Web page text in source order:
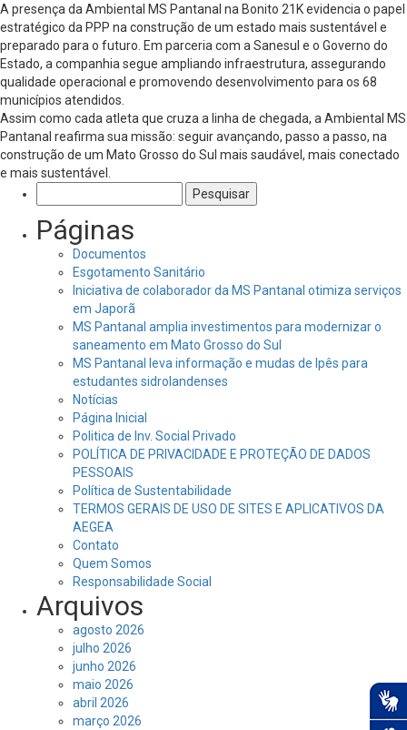
A presença da Ambiental MS Pantanal na Bonito 21K evidencia o papel
estratégico da PPP na construção de um estado mais sustentável e
preparado para o futuro. Em parceria com a Sanesul e o Governo do
Estado, a companhia segue ampliando infraestrutura, assegurando
qualidade operacional e promovendo desenvolvimento para os 68
municípios atendidos.
Assim como cada atleta que cruza a linha de chegada, a Ambiental MS
Pantanal reafirma sua missão: seguir avançando, passo a passo, na
construção de um Mato Grosso do Sul mais saudável, mais conectado
e mais sustentável.
por:
Páginas
Documentos
Esgotamento Sanitário
Iniciativa de colaborador da MS Pantanal otimiza serviços
em Japorã
MS Pantanal amplia investimentos para modernizar o
saneamento em Mato Grosso do Sul
MS Pantanal leva informação e mudas de Ipês para
estudantes sidrolandenses
Notícias
Página Inicial
Politica de Inv. Social Privado
POLÍTICA DE PRIVACIDADE E PROTEÇÃO DE DADOS
PESSOAIS
Política de Sustentabilidade
TERMOS GERAIS DE USO DE SITES E APLICATIVOS DA
AEGEA
Contato
Quem Somos
Responsabilidade Social
Arquivos
agosto 2026
julho 2026
junho 2026
maio 2026
abril 2026
março 2026